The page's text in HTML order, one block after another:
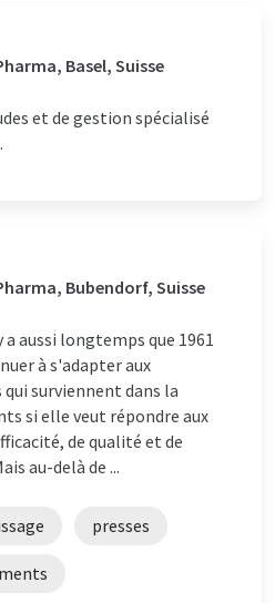
Basel, Suisse
et de gestion spécialisé
Bubendorf, Suisse
aussi longtemps que 1961
à s'adapter aux
surviennent dans la
si elle veut répondre aux
de qualité et de
au-delà de ...
presses